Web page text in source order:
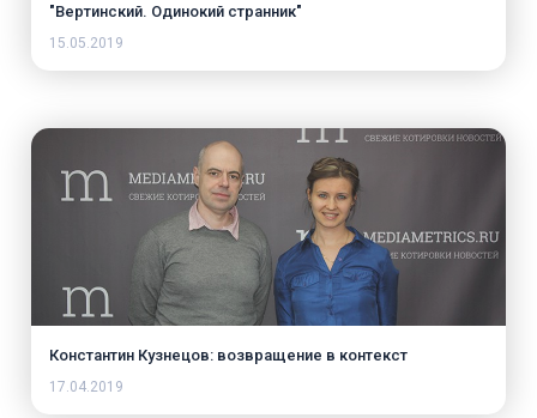
"Вертинский. Одинокий странник"
15.05.2019
Константин Кузнецов: возвращение в контекст
17.04.2019